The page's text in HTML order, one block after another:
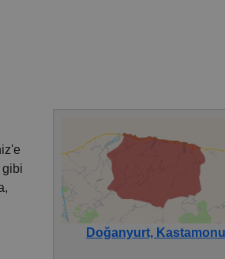
gibi
Doğanyurt, Kastamonu